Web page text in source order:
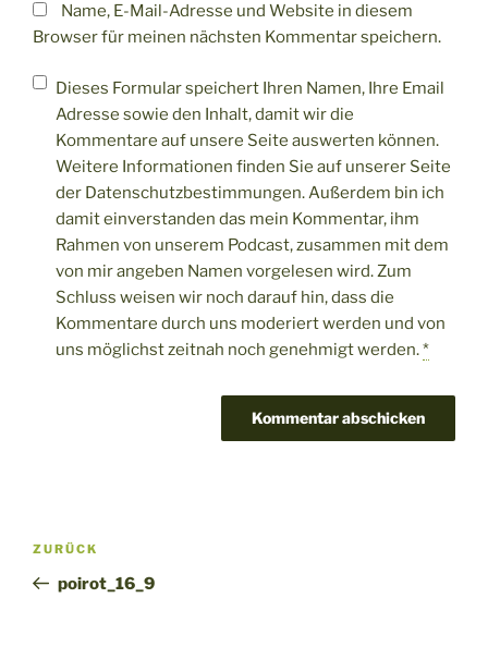
Name, E-Mail-Adresse und Website in diesem
Browser für meinen nächsten Kommentar speichern.
Dieses Formular speichert Ihren Namen, Ihre Email
Adresse sowie den Inhalt, damit wir die
Kommentare auf unsere Seite auswerten können.
Weitere Informationen finden Sie auf unserer Seite
der Datenschutzbestimmungen. Außerdem bin ich
damit einverstanden das mein Kommentar, ihm
Rahmen von unserem Podcast, zusammen mit dem
von mir angeben Namen vorgelesen wird. Zum
Schluss weisen wir noch darauf hin, dass die
Kommentare durch uns moderiert werden und von
uns möglichst zeitnah noch genehmigt werden.*
Beitragsnavigation
Vorheriger
Beitrag
ZURÜCK
poirot_16_9